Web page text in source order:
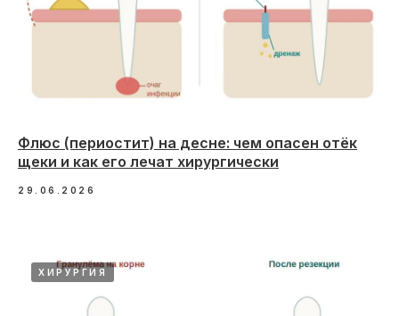
Флюс (периостит) на десне: чем опасен отёк
щеки и как его лечат хирургически
29.06.2026
ХИРУРГИЯ